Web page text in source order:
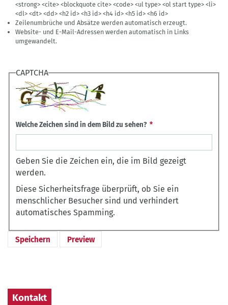
<strong> <cite> <blockquote cite> <code> <ul type> <ol start type> <li>
<dl> <dt> <dd> <h2 id> <h3 id> <h4 id> <h5 id> <h6 id>
Zeilenumbrüche und Absätze werden automatisch erzeugt.
Website- und E-Mail-Adressen werden automatisch in Links
umgewandelt.
CAPTCHA
Welche Zeichen sind in dem Bild zu sehen?
Geben Sie die Zeichen ein, die im Bild gezeigt
werden.
Diese Sicherheitsfrage überprüft, ob Sie ein
menschlicher Besucher sind und verhindert
automatisches Spamming.
Kontakt